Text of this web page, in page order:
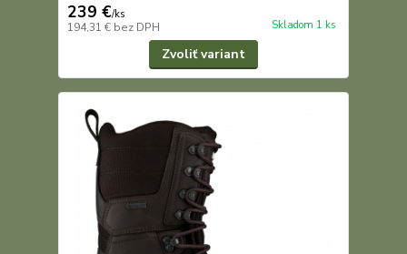
239 €/ks
194,31 € bez DPH Skladom 1 ks
Zvoliť variant